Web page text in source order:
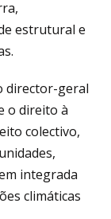
estrutural e
director-geral
o direito à
colectivo,
integrada
climáticas